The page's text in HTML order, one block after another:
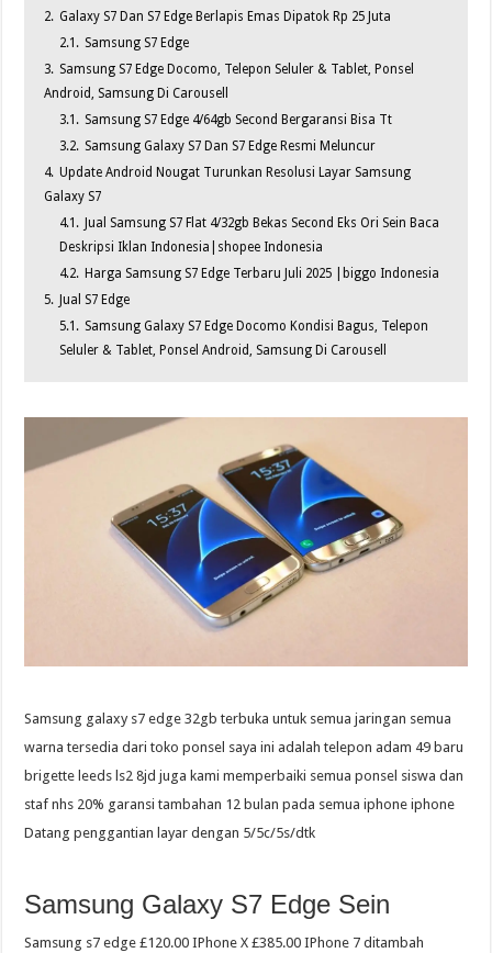
2. Galaxy S7 Dan S7 Edge Berlapis Emas Dipatok Rp 25 Juta
2.1. Samsung S7 Edge
3. Samsung S7 Edge Docomo, Telepon Seluler & Tablet, Ponsel
Android, Samsung Di Carousell
3.1. Samsung S7 Edge 4/64gb Second Bergaransi Bisa Tt
3.2. Samsung Galaxy S7 Dan S7 Edge Resmi Meluncur
4. Update Android Nougat Turunkan Resolusi Layar Samsung
Galaxy S7
4.1. Jual Samsung S7 Flat 4/32gb Bekas Second Eks Ori Sein Baca
Deskripsi Iklan Indonesia|shopee Indonesia
4.2. Harga Samsung S7 Edge Terbaru Juli 2025 |biggo Indonesia
5. Jual S7 Edge
5.1. Samsung Galaxy S7 Edge Docomo Kondisi Bagus, Telepon
Seluler & Tablet, Ponsel Android, Samsung Di Carousell
Samsung galaxy s7 edge 32gb terbuka untuk semua jaringan semua
warna tersedia dari toko ponsel saya ini adalah telepon adam 49 baru
brigette leeds ls2 8jd juga kami memperbaiki semua ponsel siswa dan
staf nhs 20% garansi tambahan 12 bulan pada semua iphone iphone
Datang penggantian layar dengan 5/5c/5s/dtk
Samsung Galaxy S7 Edge Sein
Samsung s7 edge £120.00 IPhone X £385.00 IPhone 7 ditambah